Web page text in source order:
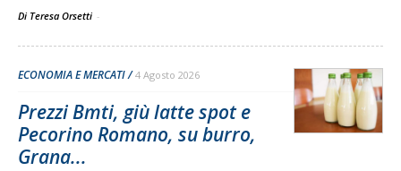
Di Teresa Orsetti -
ECONOMIA E MERCATI 4 Agosto 2026
Prezzi Bmti, giù latte spot e
Pecorino Romano, su burro,
Grana...